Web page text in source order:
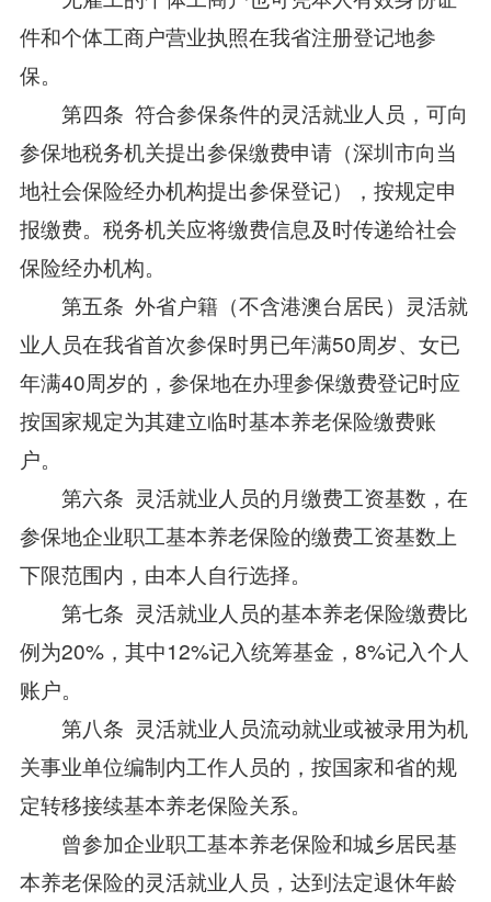
件和个体工商户营业执照在我省注册登记地参
保。
第四条 符合参保条件的灵活就业人员，可向
参保地税务机关提出参保缴费申请（深圳市向当
地社会保险经办机构提出参保登记），按规定申
报缴费。税务机关应将缴费信息及时传递给社会
保险经办机构。
第五条 外省户籍（不含港澳台居民）灵活就
业人员在我省首次参保时男已年满50周岁、女已
年满40周岁的，参保地在办理参保缴费登记时应
按国家规定为其建立临时基本养老保险缴费账
户。
第六条 灵活就业人员的月缴费工资基数，在
参保地企业职工基本养老保险的缴费工资基数上
下限范围内，由本人自行选择。
第七条 灵活就业人员的基本养老保险缴费比
例为20%，其中12%记入统筹基金，8%记入个人
账户。
第八条 灵活就业人员流动就业或被录用为机
关事业单位编制内工作人员的，按国家和省的规
定转移接续基本养老保险关系。
曾参加企业职工基本养老保险和城乡居民基
本养老保险的灵活就业人员，达到法定退休年龄